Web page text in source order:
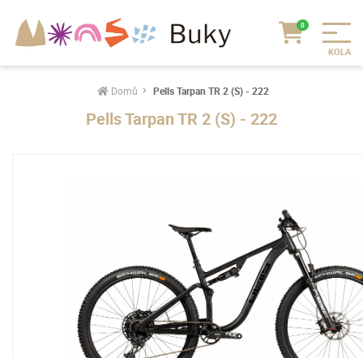
Domů Pells Tarpan TR 2 (S) - 222
Pells Tarpan TR 2 (S) - 222